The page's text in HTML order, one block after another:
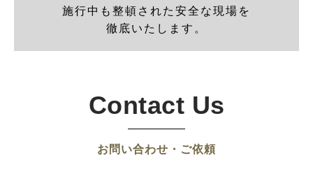
施行中も整頓された安全な現場を
徹底いたします。
Contact Us
お問い合わせ・ご依頼